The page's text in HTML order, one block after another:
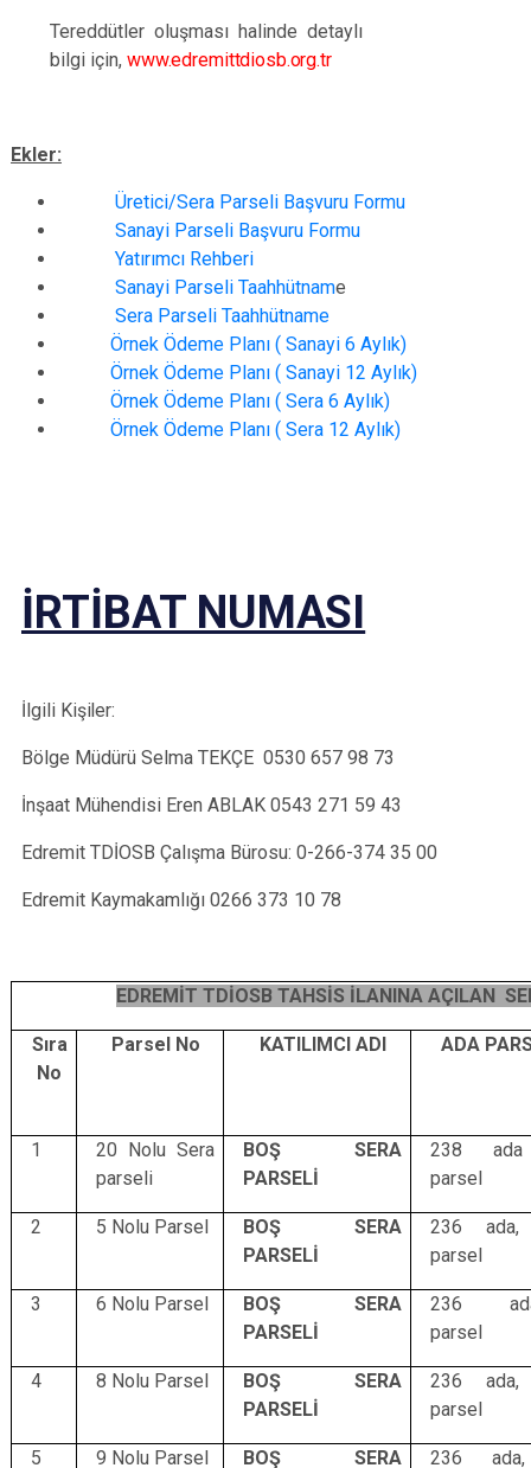
Tereddütler oluşması halinde detaylı
bilgi için, www.edremittdiosb.org.tr
Ekler:
Üretici/Sera Parseli Başvuru Formu
Sanayi Parseli Başvuru Formu
Yatırımcı Rehberi
Sanayi Parseli Taahhütname
Sera Parseli Taahhütname
Örnek Ödeme Planı ( Sanayi 6 Aylık)
Örnek Ödeme Planı ( Sanayi 12 Aylık)
Örnek Ödeme Planı ( Sera 6 Aylık)
Örnek Ödeme Planı ( Sera 12 Aylık)
İRTİBAT NUMASI
İlgili Kişiler:
Bölge Müdürü Selma TEKÇE 0530 657 98 73
İnşaat Mühendisi Eren ABLAK 0543 271 59 43
Edremit TDİOSB Çalışma Bürosu: 0-266-374 35 00
Edremit Kaymakamlığı 0266 373 10 78
EDREMİT TDİOSB TAHSİS İLANINA AÇILAN
Sıra
No
Parsel No KATILIMCI ADI ADA
1
20 Nolu Sera
parseli
BOŞ SERA
PARSELİ
238
parsel
2 5 Nolu Parsel
BOŞ SERA
PARSELİ
236
parsel
3 6 Nolu Parsel
BOŞ SERA
PARSELİ
236
parsel
4 8 Nolu Parsel
BOŞ SERA
PARSELİ
236
parsel
5 9 Nolu Parsel BOŞ SERA 236